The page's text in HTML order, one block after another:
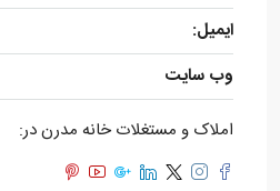
ایمیل:
وب سایت
املاک و مستغلات خانه مدرن در: